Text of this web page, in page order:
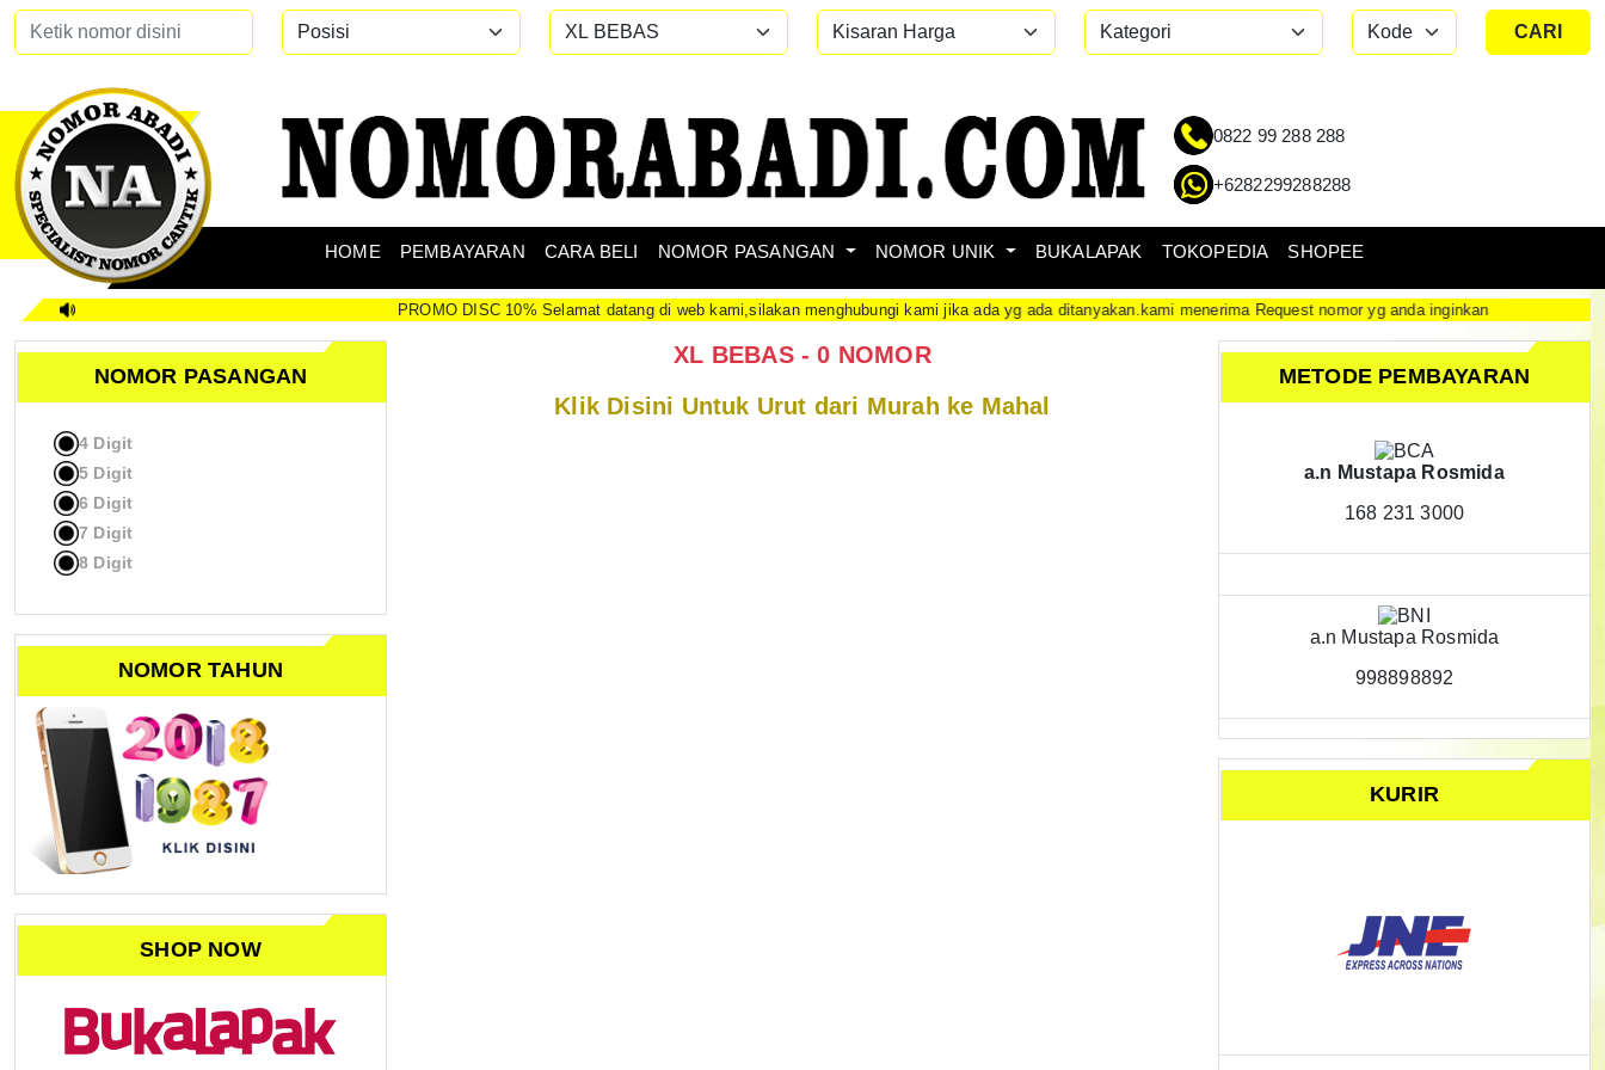
CARI
0822 99 288 288
+6282299288288
HOME PEMBAYARAN CARA BELI NOMOR PASANGAN NOMOR UNIK BUKALAPAK TOKOPEDIA SHOPEE
PROMO DISC 10% Selamat datang di web kami,silakan menghubungi kami jika ada yg ada ditanyakan.kami menerima Request nomor yg anda inginkan
NOMOR PASANGAN
4 Digit
5 Digit
6 Digit
7 Digit
8 Digit
NOMOR TAHUN
SHOP NOW
XL BEBAS - 0 NOMOR
Klik Disini Untuk Urut dari Murah ke Mahal
METODE PEMBAYARAN
a.n Mustapa Rosmida
168 231 3000
a.n Mustapa Rosmida
998898892
KURIR